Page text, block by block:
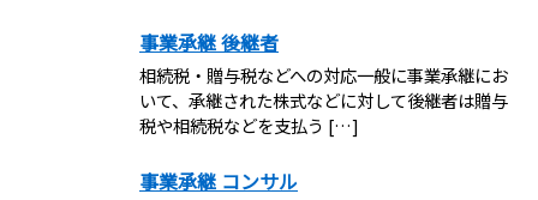
事業承継 後継者
相続税・贈与税などへの対応一般に事業承継にお
いて、承継された株式などに対して後継者は贈与
税や相続税などを支払う […]
事業承継 コンサル